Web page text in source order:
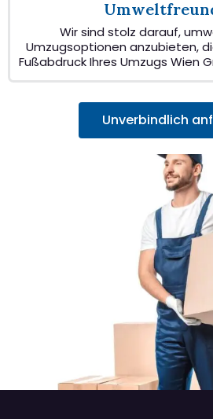
Wir sind stolz darauf,
Umzugsoptionen anzubieten,
Fußabdruck Ihres Umzugs Wien
Unverbindlich